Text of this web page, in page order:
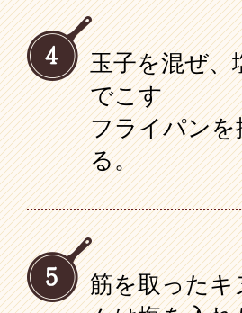
玉子を混ぜ、
でこす
フライパン
る。
筋を取ったキ